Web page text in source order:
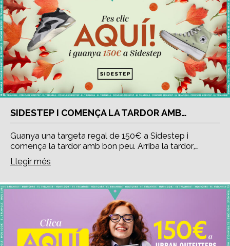
SIDESTEP I COMENÇA LA TARDOR AMB…
Guanya una targeta regal de 150€ a Sidestep i
comença la tardor amb bon peu. Arriba la tardor,…
Llegir més